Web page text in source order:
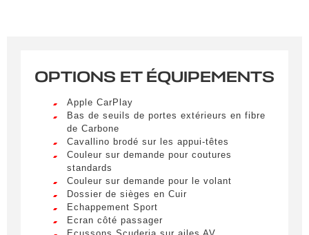
Remplissez le formulaire ci-dessous pour recevoir
une notification par e-mail dès qu’un véhicule
correspondant à vos critères sera disponible.
Civilité *
M.
LIVRAISON PARTOUT EN
FRANCE
OPTIONS ET ÉQUIPEMENTS
Apple CarPlay
Bas de seuils de portes extérieurs en fibre
de Carbone
Cavallino brodé sur les appui-têtes
Couleur sur demande pour coutures
standards
Couleur sur demande pour le volant
Dossier de sièges en Cuir
Echappement Sport
Ecran côté passager